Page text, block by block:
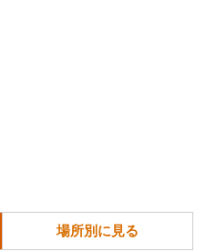
場所別に見る